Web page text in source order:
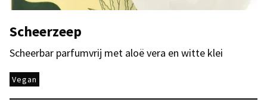
Scheerzeep
Scheerbar parfumvrij met aloë vera en witte klei
Vegan